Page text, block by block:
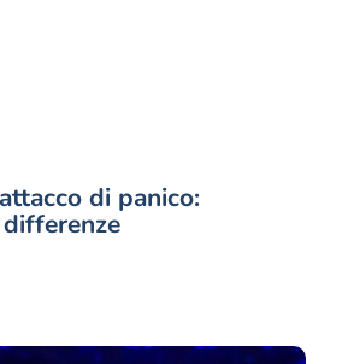
di panico: